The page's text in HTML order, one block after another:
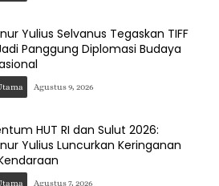
Yulius Selvanus Tegaskan TIFF
Panggung Diplomasi Budaya
Agustus 9, 2026
HUT RI dan Sulut 2026:
Yulius Luncurkan Keringanan
Agustus 7, 2026